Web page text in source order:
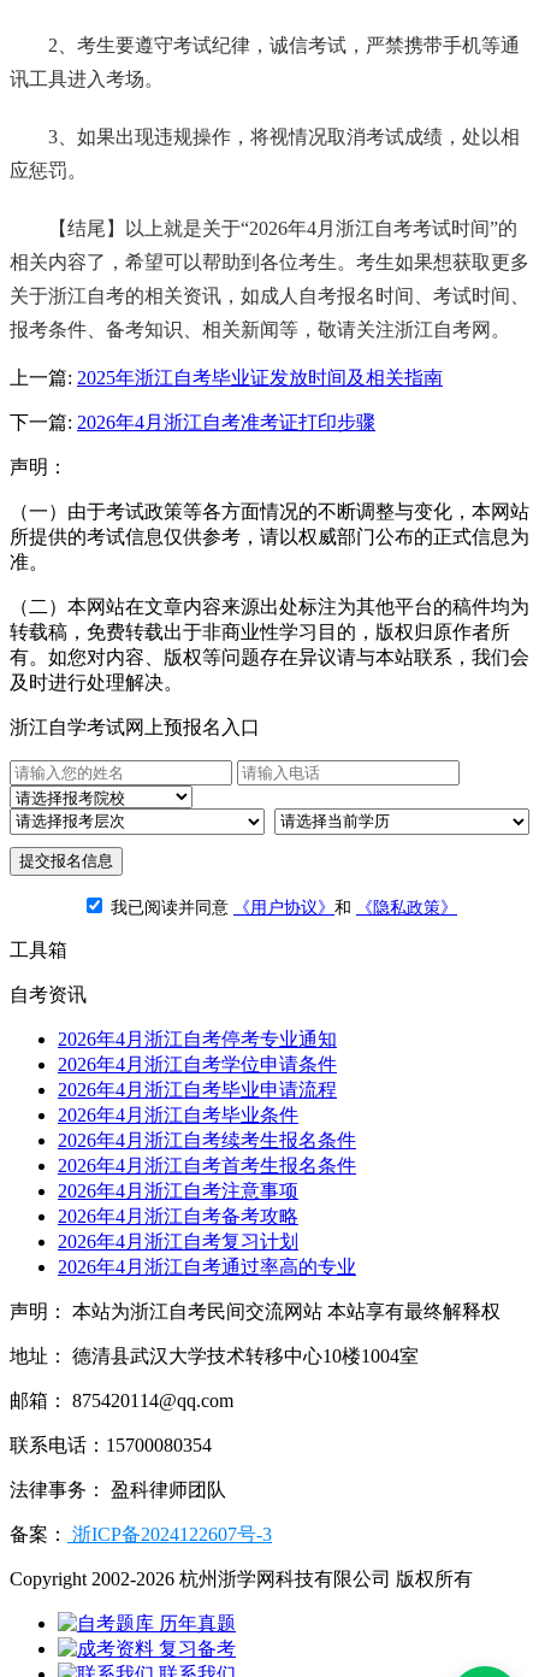
2、考生要遵守考试纪律，诚信考试，严禁携带手机等通
讯工具进入考场。
3、如果出现违规操作，将视情况取消考试成绩，处以相
应惩罚。
【结尾】以上就是关于“2026年4月浙江自考考试时间”的
相关内容了，希望可以帮助到各位考生。考生如果想获取更多
关于浙江自考的相关资讯，如成人自考报名时间、考试时间、
报考条件、备考知识、相关新闻等，敬请关注浙江自考网。
上一篇: 2025年浙江自考毕业证发放时间及相关指南
下一篇: 2026年4月浙江自考准考证打印步骤
声明：
（一）由于考试政策等各方面情况的不断调整与变化，本网站
所提供的考试信息仅供参考，请以权威部门公布的正式信息为
准。
（二）本网站在文章内容来源出处标注为其他平台的稿件均为
转载稿，免费转载出于非商业性学习目的，版权归原作者所
有。如您对内容、版权等问题存在异议请与本站联系，我们会
及时进行处理解决。
浙江自学考试网上预报名入口
提交报名信息
我已阅读并同意 《用户协议》 和 《隐私政策》
工具箱
自考资讯
2026年4月浙江自考停考专业通知
2026年4月浙江自考学位申请条件
2026年4月浙江自考毕业申请流程
2026年4月浙江自考毕业条件
2026年4月浙江自考续考生报名条件
2026年4月浙江自考首考生报名条件
2026年4月浙江自考注意事项
2026年4月浙江自考备考攻略
2026年4月浙江自考复习计划
2026年4月浙江自考通过率高的专业
声明： 本站为浙江自考民间交流网站 本站享有最终解释权
地址： 德清县武汉大学技术转移中心10楼1004室
邮箱： 875420114@qq.com
联系电话：15700080354
法律事务： 盈科律师团队
备案： 浙ICP备2024122607号-3
Copyright 2002-2026 杭州浙学网科技有限公司 版权所有
历年真题
复习备考